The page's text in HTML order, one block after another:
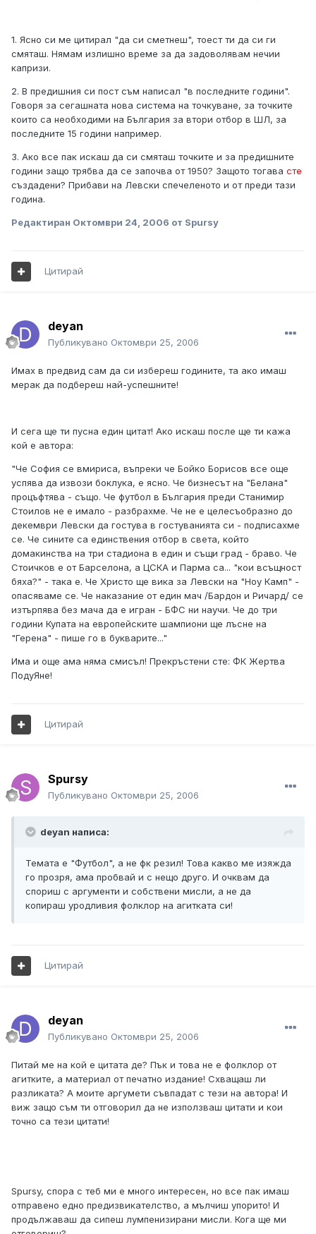
1. Ясно си ме цитирал "да си сметнеш", тоест ти да си ги
смяташ. Нямам излишно време за да задоволявам нечии
капризи.
2. В предишния си пост съм написал "в последните години".
Говоря за сегашната нова система на точкуване, за точките
които са необходими на България за втори отбор в ШЛ, за
последните 15 години например.
3. Ако все пак искаш да си смяташ точките и за предишните
години защо трябва да се започва от 1950? Защото тогава сте
създадени? Прибави на Левски спечеленото и от преди тази
година.
Редактиран Октомври 24, 2006 от Spursy
Цитирай
deyan
Публикувано Октомври 25, 2006
Имах в предвид сам да си избереш годините, та ако имаш
мерак да подбереш най-успешните!
И сега ще ти пусна един цитат! Ако искаш после ще ти кажа
кой е автора:
"Че София се вмириса, въпреки че Бойко Борисов все още
успява да извози боклука, е ясно. Че бизнесът на "Белана"
процъфтява - също. Че футбол в България преди Станимир
Стоилов не е имало - разбрахме. Че не е целесъобразно до
декември Левски да гостува в гостуванията си - подписахме
се. Че сините са единствения отбор в света, който
домакинства на три стадиона в един и същи град - браво. Че
Стоичков е от Барселона, а ЦСКА и Парма са... "кои всъщност
бяха?" - така е. Че Христо ще вика за Левски на "Ноу Камп" -
опасяваме се. Че наказание от един мач /Бардон и Ричард/ се
изтърпява без мача да е игран - БФС ни научи. Че до три
години Купата на европейските шампиони ще лъсне на
"Герена" - пише го в букварите..."
Има и още ама няма смисъл! Прекръстени сте: ФК Жертва
ПодуЯне!
Цитирай
Spursy
Публикувано Октомври 25, 2006
deyan написа:
Темата е "Футбол", а не фк резил! Това какво ме изяжда
го прозря, ама пробвай и с нещо друго. И очквам да
спориш с аргументи и собствени мисли, а не да
копираш уродливия фолклор на агитката си!
Цитирай
deyan
Публикувано Октомври 25, 2006
Питай ме на кой е цитата де? Пък и това не е фолклор от
агитките, а материал от печатно издание! Схващаш ли
разликата? А моите аргумети съвпадат с тези на автора! И
виж защо съм ти отговорил да не използваш цитати и кои
точно са тези цитати!
Spursy, спора с теб ми е много интересен, но все пак имаш
отправено едно предизвикателство, а мълчиш упорито! И
продължаваш да сипеш лумпенизирани мисли. Кога ще ми